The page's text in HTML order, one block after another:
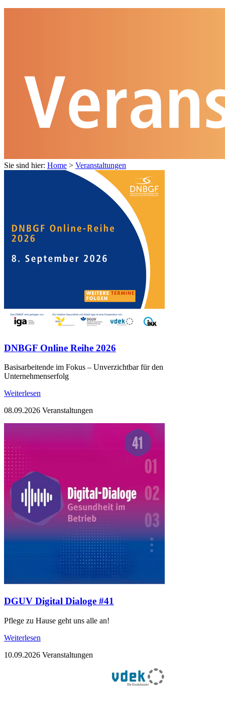
Sie sind hier: Home > Veranstaltungen
DNBGF Online Reihe 2026
Basisarbeitende im Fokus – Unverzichtbar für den
Unternehmenserfolg
Weiterlesen
08.09.2026 Veranstaltungen
DGUV Digital Dialoge #41
Pflege zu Hause geht uns alle an!
Weiterlesen
10.09.2026 Veranstaltungen